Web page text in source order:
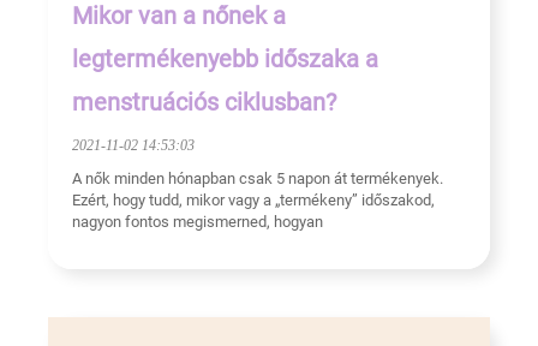
Mikor van a nőnek a
legtermékenyebb időszaka a
menstruációs ciklusban?
2021-11-02 14:53:03
A nők minden hónapban csak 5 napon át termékenyek.
Ezért, hogy tudd, mikor vagy a „termékeny” időszakod,
nagyon fontos megismerned, hogyan